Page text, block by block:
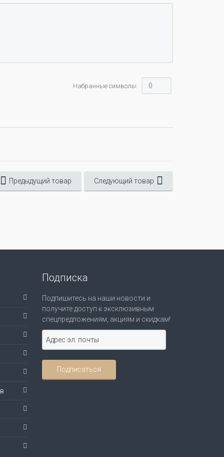
Набранные символы:
Предыдущий товар Следующий товар
Подписка
Подпишитесь на наши новости и
получите доступ к эксклюзивным
спецпредложениям, акциям и скидкам!